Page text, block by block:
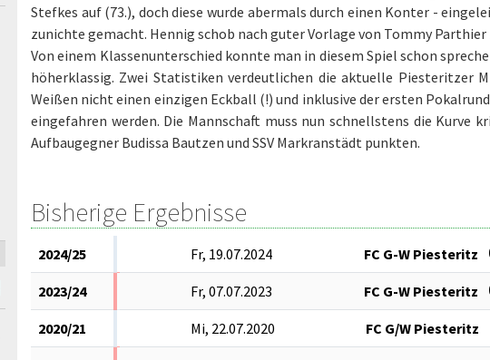
Stefkes auf (73.), doch diese wurde abermals durch einen Konter -
zunichte gemacht. Hennig schob nach guter Vorlage von Tommy Parthier
Von einem Klassenunterschied konnte man in diesem Spiel schon
höherklassig. Zwei Statistiken verdeutlichen die aktuelle Piesteritzer
Weißen nicht einen einzigen Eckball (!) und inklusive der ersten
eingefahren werden. Die Mannschaft muss nun schnellstens die Kurve
Aufbaugegner Budissa Bautzen und SSV Markranstädt punkten.
Bisherige Ergebnisse
2024/25 Fr, 19.07.2024 FC G-W Piesteritz
2023/24 Fr, 07.07.2023 FC G-W Piesteritz
2020/21 Mi, 22.07.2020 FC G/W Piesteritz